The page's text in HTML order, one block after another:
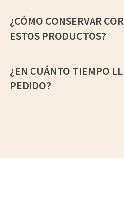
¿CÓMO CONSERVAR
ESTOS PRODUCTOS?
¿EN CUÁNTO TIEMPO
PEDIDO?